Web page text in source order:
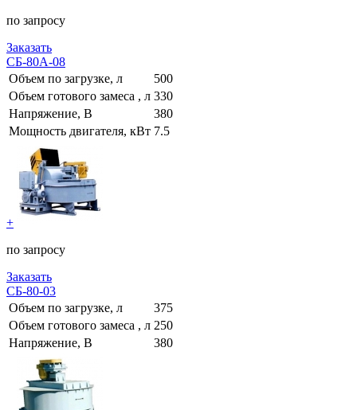
по запросу
Заказать
СБ-80А-08
Объем по загрузке, л
500
Объем готового замеса , л 330
Напряжение, В
380
Мощность двигателя, кВт 7.5
+
по запросу
Заказать
СБ-80-03
Объем по загрузке, л
375
Объем готового замеса , л 250
Напряжение, В
380